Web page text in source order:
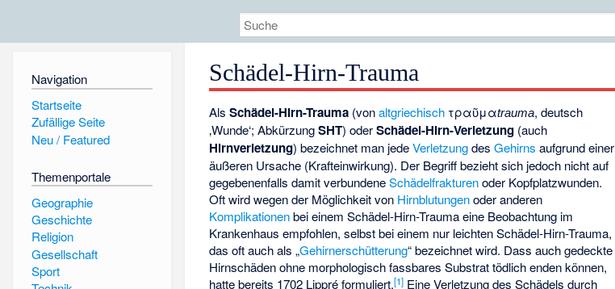
Navigation
Startseite
Zufällige Seite
Neu / Featured
Themenportale
Geographie
Geschichte
Religion
Gesellschaft
Sport
Schädel-Hirn-Trauma
AlsSchädel-Hirn-Trauma (vonaltgriechisch τραῦμαtrauma, deutsch
‚Wunde‘; AbkürzungSHT) oderSchädel-Hirn-Verletzung (auch
Hirnverletzung) bezeichnet man jedeVerletzungdesGehirns aufgrund einer
äußeren Ursache (Krafteinwirkung). Der Begriff bezieht sich jedoch nicht auf
gegebenenfalls damit verbundeneSchädelfrakturenoder Kopfplatzwunden.
Oft wird wegen der Möglichkeit von Hirnblutungenoder anderen
Komplikationenbei einem Schädel-Hirn-Trauma eine Beobachtung im
Krankenhaus empfohlen, selbst bei einem nur leichten Schädel-Hirn-Trauma,
das oft auch als „Gehirnerschütterung“ bezeichnet wird. Dass auch gedeckte
Hirnschäden ohne morphologisch fassbares Substrat tödlich enden können,
hatte bereits 1702 Lippréformuliert.[1] Eine Verletzung des Schädels durch